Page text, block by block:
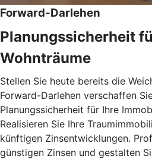
Forward-Darlehen
Planungssicherheit
Wohnträume
Stellen Sie heute bereits die
Forward-Darlehen verschaffen
Planungssicherheit für Ihre
Realisieren Sie Ihre
künftigen Zinsentwicklungen.
günstigen Zinsen und gestalten